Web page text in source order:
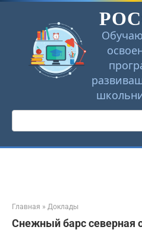
Перейти
Поиск:
Главная » Доклады
Снежный барс северная